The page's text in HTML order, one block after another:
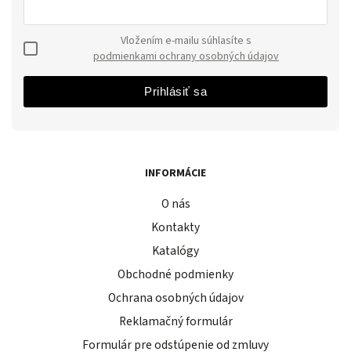
INFORMÁCIE
O nás
Kontakty
Katalógy
Obchodné podmienky
Ochrana osobných údajov
Reklamačný formulár
Formulár pre odstúpenie od zmluvy
podmienkami ochrany osobných údajov
Prihlásiť sa